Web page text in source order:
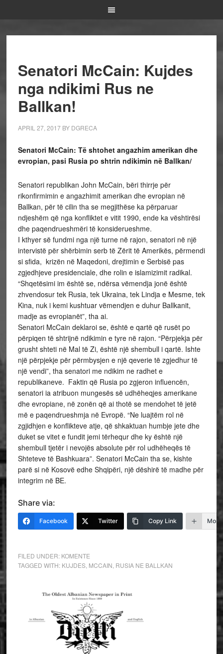
Senatori McCain: Kujdes
nga ndikimi Rus ne
Ballkan!
APRIL 27, 2017BY DGRECA
Senatori McCain: Të shtohet angazhim amerikan dhe
evropian, pasi Rusia po shtrin ndikimin në Ballkan/
Senatori republikan John McCain, bëri thirrje për
rikonfirmimin e angazhimit amerikan dhe evropian në
Ballkan, për të cilin tha se megjithëse ka përparuar
ndjeshëm që nga konfliktet e vitit 1990, ende ka vështirësi
dhe paqendrueshmëri të konsiderueshme.
I kthyer së fundmi nga një turne në rajon, senatori në një
intervistë për shërbimin serb të Zërit të Amerikës, përmendi
si sfida, krizën në Maqedoni, drejtimin e Serbisë pas
zgjedhjeve presidenciale, dhe rolin e islamizimit radikal.
“Shqetësimi im është se, ndërsa vëmendja jonë është
zhvendosur tek Rusia, tek Ukraina, tek Lindja e Mesme, tek
Kina, nuk i kemi kushtuar vëmendjen e duhur Ballkanit,
madje as evropianët”, tha ai.
Senatori McCain deklaroi se, është e qartë që rusët po
përpiqen të shtrijnë ndikimin e tyre në rajon. “Përpjekja për
grusht shteti në Mal të Zi, është një shembull i qartë. Ishte
një përpjekje për përmbysjen e një qeverie të zgjedhur të
një vendi”, tha senatori me ndikim ne radhet e
republikaneve. Faktin që Rusia po zgjeron influencën,
senatori ia atribuon mungesës së udhëheqjes amerikane
dhe evropiane, në zonën që ai thotë se mendohet të jetë
më e paqendrueshmja në Evropë. “Ne luajtëm rol në
zgjidhjen e konflikteve atje, që shkaktuan humbje jete dhe
duket se vitet e fundit jemi tërhequr dhe ky është një
shembull tjetër i nevojës absolute për rol udhëheqës të
Shteteve të Bashkuara”. Senatori McCain tha se, kishte
parë si në Kosovë edhe Shqipëri, një dëshirë të madhe për
integrim në BE.
Share via:
Facebook Twitter Copy Link More
FILED UNDER: KOMENTE
TAGGED WITH: KUJDES, MCCAIN RUSIA NE BALLKAN